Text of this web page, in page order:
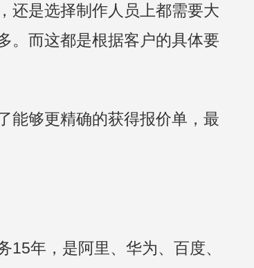
还是选择制作人员上都需要大
。而这都是根据客户的具体要
能够更精确的获得报价单，最
15年，是阿里、华为、百度、